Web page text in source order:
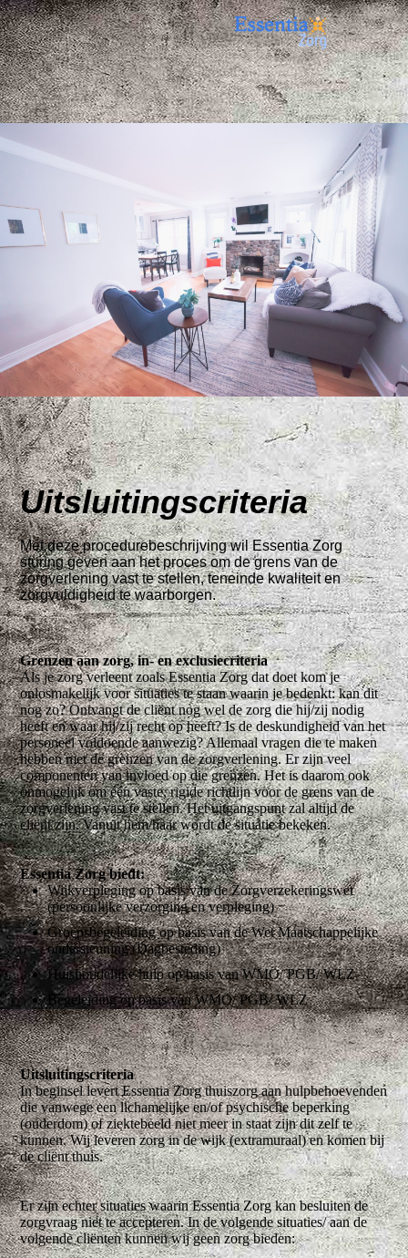
Uitsluitingscriteria
Met deze procedurebeschrijving wil Essentia Zorg
sturing geven aan het proces om de grens van de
zorgverlening vast te stellen, teneinde kwaliteit en
zorgvuldigheid te waarborgen.
Grenzen aan zorg, in- en exclusiecriteria
Als je zorg verleent zoals Essentia Zorg dat doet kom je
onlosmakelijk voor situaties te staan waarin je bedenkt: kan dit
nog zo? Ontvangt de cliënt nog wel de zorg die hij/zij nodig
heeft en waar hij/zij recht op heeft? Is de deskundigheid van het
personeel voldoende aanwezig? Allemaal vragen die te maken
hebben met de grenzen van de zorgverlening. Er zijn veel
componenten van invloed op die grenzen. Het is daarom ook
onmogelijk om één vaste, rigide richtlijn voor de grens van de
zorgverlening vast te stellen. Het uitgangspunt zal altijd de
cliënt zijn. Vanuit hem/haar wordt de situatie bekeken.
Essentia Zorg biedt:
Wijkverpleging op basis van de Zorgverzekeringswet
(persoonlijke verzorging en verpleging)
Groepsbegeleiding op basis van de Wet Maatschappelijke
ondersteuning (Dagbesteding)
Huishoudelijke hulp op basis van WMO/ PGB/ WLZ
Begeleiding op basis van WMO/ PGB/ WLZ
Uitsluitingscriteria
In beginsel levert Essentia Zorg thuiszorg aan hulpbehoevenden
die vanwege een lichamelijke en/of psychische beperking
(ouderdom) of ziektebeeld niet meer in staat zijn dit zelf te
kunnen. Wij leveren zorg in de wijk (extramuraal) en komen bij
de cliënt thuis.
Er zijn echter situaties waarin Essentia Zorg kan besluiten de
zorgvraag niet te accepteren. In de volgende situaties/ aan de
volgende cliënten kunnen wij geen zorg bieden: